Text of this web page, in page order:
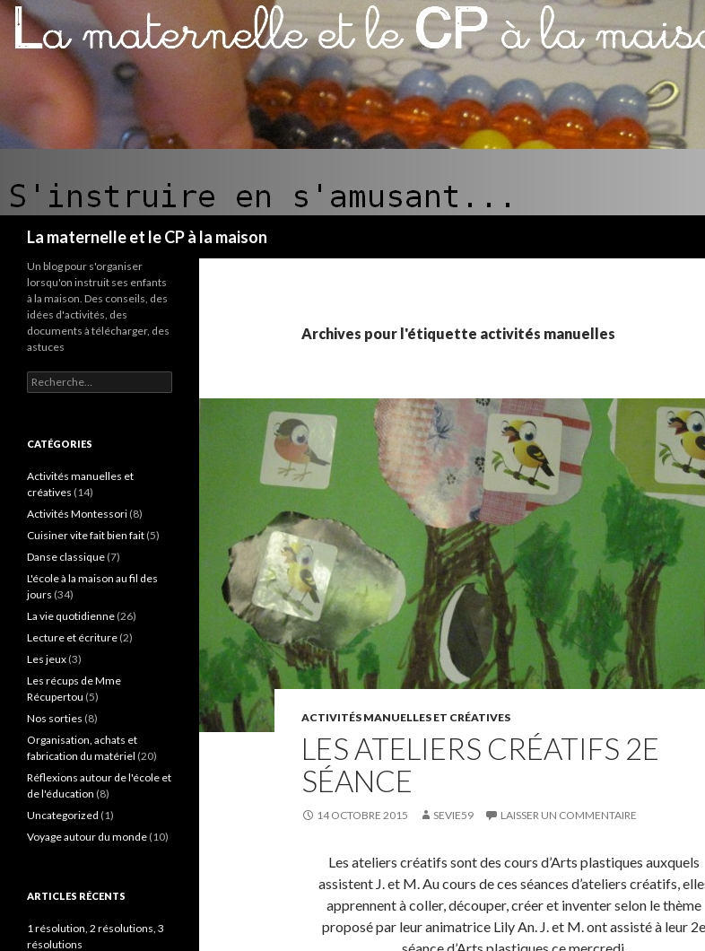
La maternelle et le CP à la maison
Archives pour l'étiquette activités manuelles
ACTIVITÉS MANUELLES ET CRÉATIVES
LES ATELIERS CRÉATIFS 2E
SÉANCE
14 OCTOBRE 2015 SEVIE59 LAISSER UN COMMENTAIRE
Les ateliers créatifs sont des cours d’Arts plastiques auxquels
assistent J. et M. Au cours de ces séances d’ateliers créatifs,
apprennent à coller, découper, créer et inventer selon le thème
proposé par leur animatrice Lily An. J. et M. ont assisté à leur 2e
Un blog pour s'organiser
lorsqu'on instruit ses enfants
à la maison. Des conseils, des
idées d'activités, des
documents à télécharger, des
astuces
R
e
e
c
h
e
:
CATÉGORIES
Activités manuelles et
créatives (14)
Activités Montessori (8)
Cuisiner vite fait bien fait (5)
Danse classique (7)
L'école à la maison au fil des
jours (34)
La vie quotidienne (26)
Lecture et écriture (2)
Les jeux (3)
Les récups de Mme
Récupertou (5)
Nos sorties (8)
Organisation, achats et
fabrication du matériel (20)
Réflexions autour de l'école et
de l'éducation (8)
Uncategorized (1)
Voyage autour du monde (10)
ARTICLES RÉCENTS
1 résolution, 2 résolutions, 3
résolutions